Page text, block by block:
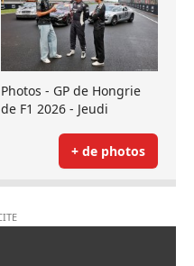
Photos - GP de Hongrie
de F1 2026 - Jeudi
+ de photos